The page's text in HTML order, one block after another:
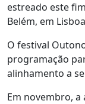
estreado este
Belém, em
O festival
programação
alinhamento a
Em novembro,